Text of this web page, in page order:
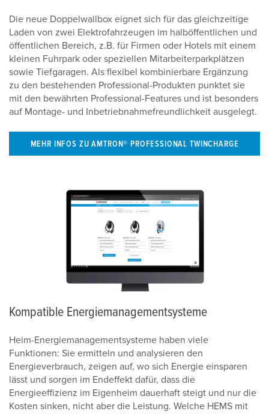
Die neue Doppelwallbox eignet sich für das gleichzeitige
Laden von zwei Elektrofahrzeugen im halböffentlichen und
öffentlichen Bereich, z.B. für Firmen oder Hotels mit einem
kleinen Fuhrpark oder speziellen Mitarbeiterparkplätzen
sowie Tiefgaragen. Als flexibel kombinierbare Ergänzung
zu den bestehenden Professional-Produkten punktet sie
mit den bewährten Professional-Features und ist besonders
auf Montage- und Inbetriebnahmefreundlichkeit ausgelegt.
MEHR INFOS ZU AMTRON® PROFESSIONAL TWINCHARGE
Kompatible Energiemanagementsysteme
Heim-Energiemanagementsysteme haben viele
Funktionen: Sie ermitteln und analysieren den
Energieverbrauch, zeigen auf, wo sich Energie einsparen
lässt und sorgen im Endeffekt dafür, dass die
Energieeffizienz im Eigenheim dauerhaft steigt und nur die
Kosten sinken, nicht aber die Leistung. Welche HEMS mit